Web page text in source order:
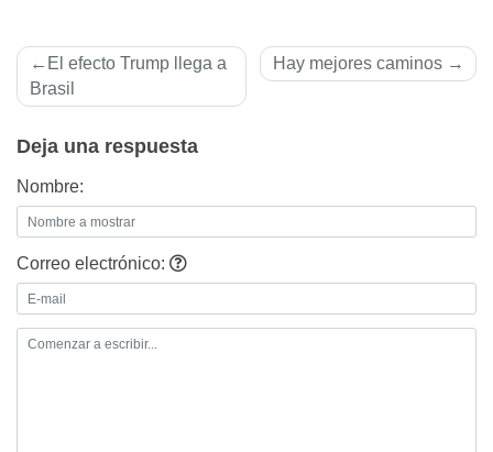
Navegación
de
El efecto Trump llega a
Brasil
Hay mejores caminos
Deja una respuesta
Nombre:
Correo electrónico: